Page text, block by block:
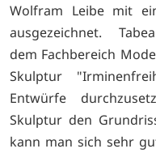
Wolfram Leibe mit
ausgezeichnet.
dem Fachbereich
Skulptur
Entwürfe
Skulptur den
kann man sich sehr